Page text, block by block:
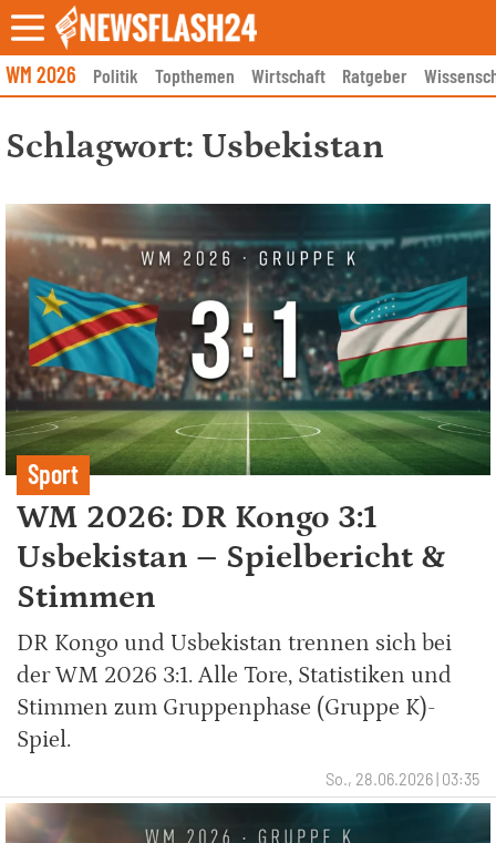
Skip
to
content
WM 2026 Politik Topthemen Wirtschaft Ratgeber
Schlagwort: Usbekistan
Sport
WM 2026: DR Kongo 3:1
Usbekistan – Spielbericht &
Stimmen
DR Kongo und Usbekistan trennen sich bei
der WM 2026 3:1. Alle Tore, Statistiken und
Stimmen zum Gruppenphase (Gruppe K)-
Spiel.
So., 28.06.2026 | 03:35